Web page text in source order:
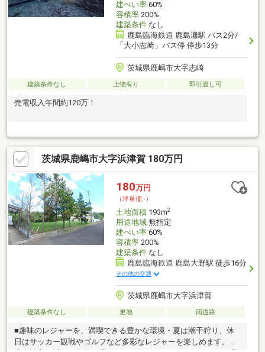
建ぺい率60%
容積率200%
建築条件なし
鹿島臨海鉄道 鹿島灘駅 バス2分/
「大小志崎」バス停 停歩13分
茨城県鹿嶋市大字志崎
建築条件なし 上物有り 即引渡し可
売電収入年間約120万！
茨城県鹿嶋市大字浜津賀 180万円
180万円
（坪単価:-）
土地面積193m2
用途地域無指定
建ぺい率60%
容積率200%
建築条件なし
鹿島臨海鉄道 鹿島大野駅 徒歩16分
その他の交通
茨城県鹿嶋市大字浜津賀
建築条件なし 更地 南道路
■趣味のレジャーを、満喫できる豊かな環境・夏は潮干狩り、休
日はサッカー観戦やゴルフなど多彩なレジャーを楽しめます。・